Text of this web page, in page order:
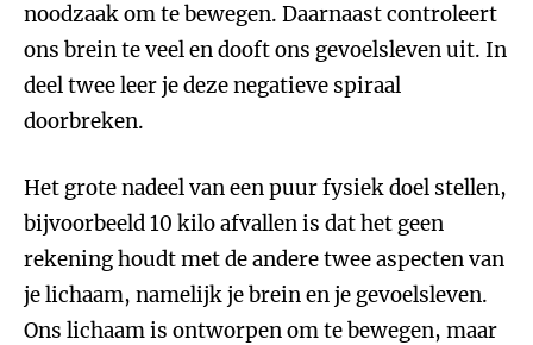
noodzaak om te bewegen. Daarnaast controleert
ons brein te veel en dooft ons gevoelsleven uit. In
deel twee leer je deze negatieve spiraal
doorbreken.
Het grote nadeel van een puur fysiek doel stellen,
bijvoorbeeld 10 kilo afvallen is dat het geen
rekening houdt met de andere twee aspecten van
je lichaam, namelijk je brein en je gevoelsleven.
Ons lichaam is ontworpen om te bewegen, maar